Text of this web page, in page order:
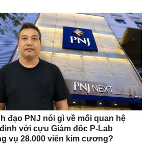
đạo PNJ nói gì về mối quan hệ
với cựu Giám đốc P-Lab
vụ 28.000 viên kim cương?